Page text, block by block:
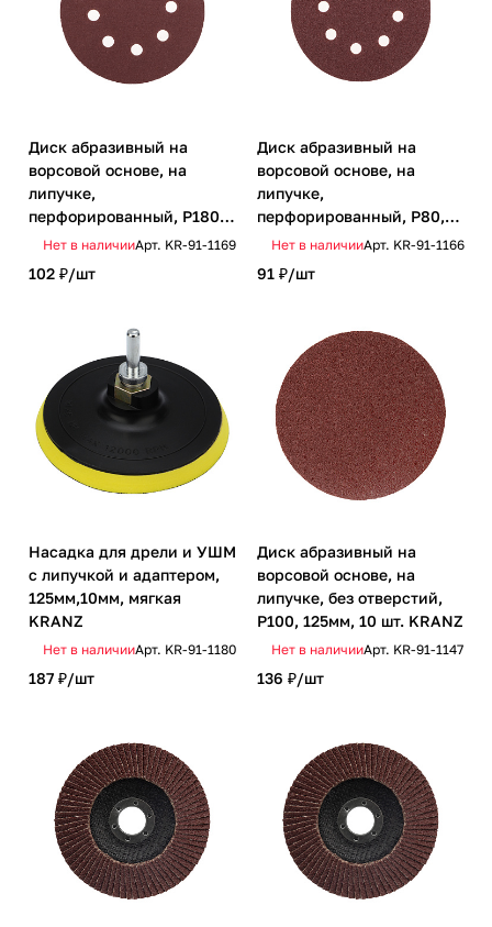
Диск абразивный на
ворсовой основе, на
липучке,
перфорированный, P180,
125мм, 10 шт. KRANZ
Нет в наличииАрт. KR-91-1169
102 ₽/шт
Диск абразивный на
ворсовой основе, на
липучке,
перфорированный, P80,
125мм, 10 шт. KRANZ
Нет в наличииАрт. KR-91-1166
91 ₽/шт
Насадка для дрели и УШМ
с липучкой и адаптером,
125мм,10мм, мягкая
KRANZ
Нет в наличииАрт. KR-91-1180
187 ₽/шт
Диск абразивный на
ворсовой основе, на
липучке, без отверстий,
P100, 125мм, 10 шт. KRANZ
Нет в наличииАрт. KR-91-1147
136 ₽/шт